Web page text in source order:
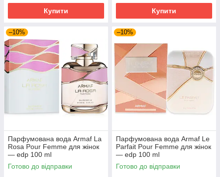
Купити Купити
–10%
Парфумована вода Armaf La
Rosa Pour Femme для жінок
— edp 100 ml
Готово до відправки
–10%
Парфумована вода Armaf Le
Parfait Pour Femme для жінок
— edp 100 ml
Готово до відправки